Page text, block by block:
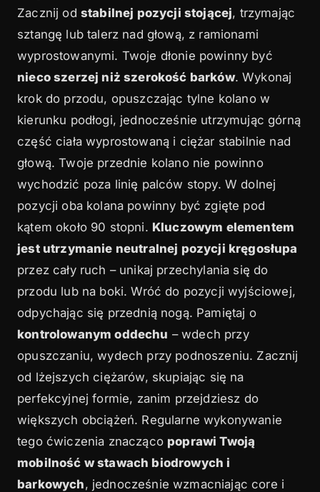
Zacznij od stabilnej pozycji stojącej, trzymając
sztangę lub talerz nad głową, z ramionami
wyprostowanymi. Twoje dłonie powinny być
nieco szerzej niż szerokość barków. Wykonaj
krok do przodu, opuszczając tylne kolano w
kierunku podłogi, jednocześnie utrzymując górną
część ciała wyprostowaną i ciężar stabilnie nad
głową. Twoje przednie kolano nie powinno
wychodzić poza linię palców stopy. W dolnej
pozycji oba kolana powinny być zgięte pod
kątem około 90 stopni. Kluczowym elementem
jest utrzymanie neutralnej pozycji kręgosłupa
przez cały ruch – unikaj przechylania się do
przodu lub na boki. Wróć do pozycji wyjściowej,
odpychając się przednią nogą. Pamiętaj o
kontrolowanym oddechu – wdech przy
opuszczaniu, wydech przy podnoszeniu. Zacznij
od lżejszych ciężarów, skupiając się na
perfekcyjnej formie, zanim przejdziesz do
większych obciążeń. Regularne wykonywanie
tego ćwiczenia znacząco poprawi Twoją
mobilność w stawach biodrowych i
barkowych, jednocześnie wzmacniając core i